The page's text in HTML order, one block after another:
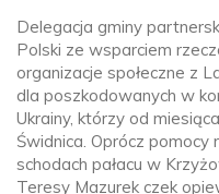
Delegacja gminy
Polski ze wsparciem
organizacje społeczne z
dla poszkodowanych w
Ukrainy, którzy od
Świdnica. Oprócz
schodach pałacu w
Teresy Mazurek czek